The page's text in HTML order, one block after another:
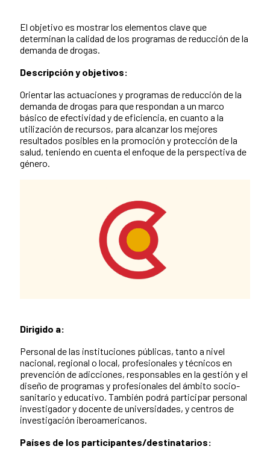
El objetivo es mostrar los elementos clave que
determinan la calidad de los programas de reducción de la
demanda de drogas.
Descripción y objetivos:
Orientar las actuaciones y programas de reducción de la
demanda de drogas para que respondan a un marco
básico de efectividad y de eficiencia, en cuanto a la
utilización de recursos, para alcanzar los mejores
resultados posibles en la promoción y protección de la
salud, teniendo en cuenta el enfoque de la perspectiva de
género.
News content
Dirigido a:
Personal de las instituciones públicas, tanto a nivel
nacional, regional o local, profesionales y técnicos en
prevención de adicciones, responsables en la gestión y el
diseño de programas y profesionales del ámbito socio-
sanitario y educativo. También podrá participar personal
investigador y docente de universidades, y centros de
investigación iberoamericanos.
Países de los participantes/destinatarios: